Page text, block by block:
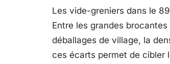
Les vide-greniers dans le
Entre les grandes
déballages de village, la
ces écarts permet de cibler